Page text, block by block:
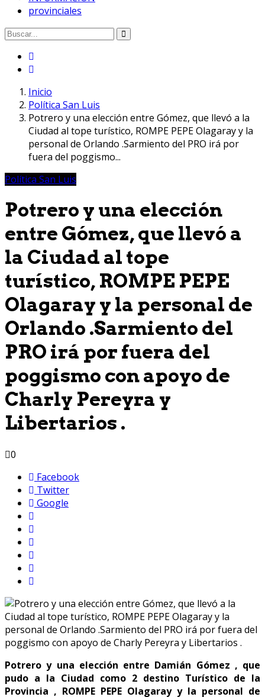
provinciales
Inicio
Política San Luis
Potrero y una elección entre Gómez, que llevó a la
Ciudad al tope turístico, ROMPE PEPE Olagaray y la
personal de Orlando .Sarmiento del PRO irá por
fuera del poggismo...
Política San Luis
Potrero y una elección
entre Gómez, que llevó a
la Ciudad al tope
turístico, ROMPE PEPE
Olagaray y la personal de
Orlando .Sarmiento del
PRO irá por fuera del
poggismo con apoyo de
Charly Pereyra y
Libertarios .
0
Facebook
Twitter
Google
Potrero y una elección entre Damián Gómez , que
pudo a la Ciudad como 2 destino Turístico de la
Provincia , ROMPE PEPE Olagaray y la personal de